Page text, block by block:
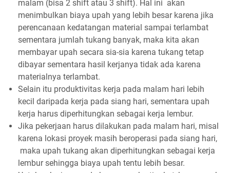
malam (bisa 2 shift atau 3 shift). Hal ini akan
menimbulkan biaya upah yang lebih besar karena jika
perencanaan kedatangan material sampai terlambat
sementara jumlah tukang banyak, maka kita akan
membayar upah secara sia-sia karena tukang tetap
dibayar sementara hasil kerjanya tidak ada karena
materialnya terlambat.
Selain itu produktivitas kerja pada malam hari lebih
kecil daripada kerja pada siang hari, sementara upah
kerja harus diperhitungkan sebagai kerja lembur.
Jika pekerjaan harus dilakukan pada malam hari, misal
karena lokasi proyek masih beroperasi pada siang hari,
maka upah tukang akan diperhitungkan sebagai kerja
lembur sehingga biaya upah tentu lebih besar.